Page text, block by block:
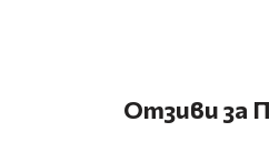
Отзиви за